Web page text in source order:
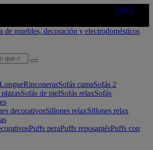
AQUÍ
RinconerasSofás camaSofás 2
Sofás de pielSofás relaxSofás
decorativosSillones relaxSillones relax
Puffs peraPuffs reposapiésPuffs con